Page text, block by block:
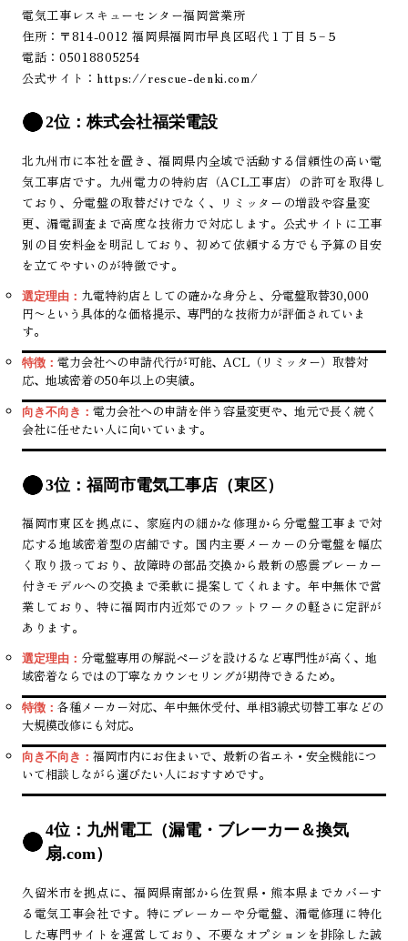
電気工事レスキューセンター福岡営業所
住所：〒814-0012 福岡県福岡市早良区昭代１丁目５−５
電話：05018805254
公式サイト： https://rescue-denki.com/
2位：株式会社福栄電設
北九州市に本社を置き、福岡県内全域で活動する信頼性の高い電
気工事店です。九州電力の特約店（ACL工事店）の許可を取得し
ており、分電盤の取替だけでなく、リミッターの増設や容量変
更、漏電調査まで高度な技術力で対応します。公式サイトに工事
別の目安料金を明記しており、初めて依頼する方でも予算の目安
を立てやすいのが特徴です。
選定理由： 九電特約店としての確かな身分と、分電盤取替30,000
円〜という具体的な価格提示、専門的な技術力が評価されていま
す。
特徴： 電力会社への申請代行が可能、ACL（リミッター）取替対
応、地域密着の50年以上の実績。
向き不向き： 電力会社への申請を伴う容量変更や、地元で長く続く
会社に任せたい人に向いています。
3位：福岡市電気工事店（東区）
福岡市東区を拠点に、家庭内の細かな修理から分電盤工事まで対
応する地域密着型の店舗です。国内主要メーカーの分電盤を幅広
く取り扱っており、故障時の部品交換から最新の感震ブレーカー
付きモデルへの交換まで柔軟に提案してくれます。年中無休で営
業しており、特に福岡市内近郊でのフットワークの軽さに定評が
あります。
選定理由： 分電盤専用の解説ページを設けるなど専門性が高く、地
域密着ならではの丁寧なカウンセリングが期待できるため。
特徴： 各種メーカー対応、年中無休受付、単相3線式切替工事などの
大規模改修にも対応。
向き不向き： 福岡市内にお住まいで、最新の省エネ・安全機能につ
いて相談しながら選びたい人におすすめです。
4位：九州電工（漏電・ブレーカー＆換気
扇.com）
久留米市を拠点に、福岡県南部から佐賀県・熊本県までカバーす
る電気工事会社です。特にブレーカーや分電盤、漏電修理に特化
した専門サイトを運営しており、不要なオプションを排除した誠